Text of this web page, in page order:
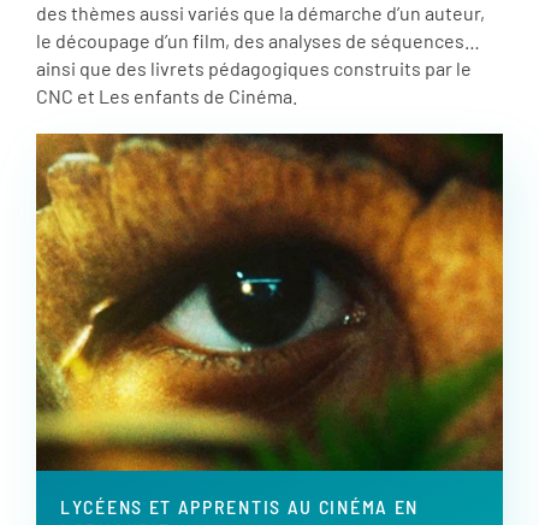
des thèmes aussi variés que la démarche d’un auteur,
le découpage d’un film, des analyses de séquences…
ainsi que des livrets pédagogiques construits par le
CNC et Les enfants de Cinéma.
LYCÉENS ET APPRENTIS AU CINÉMA EN